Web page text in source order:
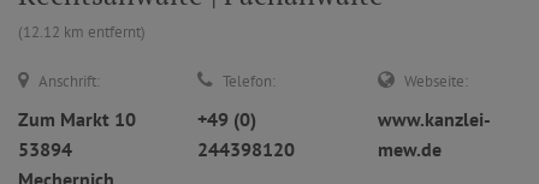
(12.12 km entfernt)
Anschrift:
Zum Markt 10
53894
Mechernich
Telefon:
+49 (0)
244398120
Webseite:
www.kanzlei-
mew.de